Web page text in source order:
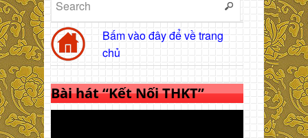
Bấm vào đây để về trang
chủ
Bài hát “Kết Nối THKT”